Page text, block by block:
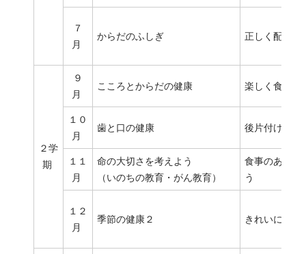
７
月
からだのふしぎ 正しく配膳
２学
期
９
月
こころとからだの健康 楽しく食事
１０
月
歯と口の健康 後片付けを
１１
月
命の大切さを考えよう
（いのちの教育・がん教育）
食事のあいさ
う
１２
月
季節の健康２ きれいに手